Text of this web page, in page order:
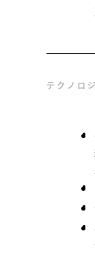
テクノロ